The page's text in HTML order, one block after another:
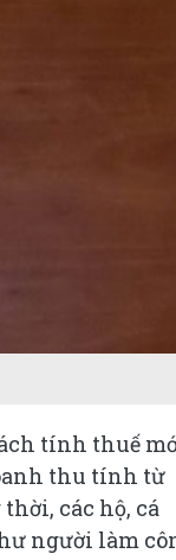
tính thuế
thu tính từ
các hộ, cá
người làm